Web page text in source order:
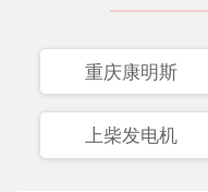
重庆康明斯
上柴发电机